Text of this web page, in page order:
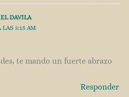
DAVILA
3:15 AM
te mando un fuerte abrazo
Responder